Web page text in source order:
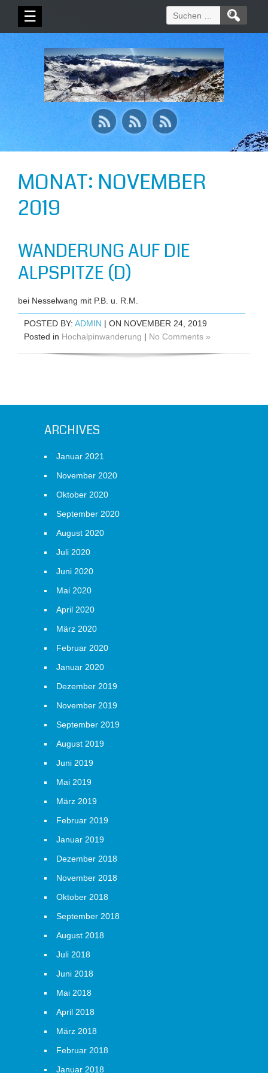
☰
Suchen
nach:
MONAT: NOVEMBER
2019
WANDERUNG AUF DIE
ALPSPITZE (D)
bei Nesselwang mit P.B. u. R.M.
POSTED BY: ADMIN | ON NOVEMBER 24, 2019
Posted in Hochalpinwanderung | No Comments »
ARCHIVES
Januar 2021
November 2020
Oktober 2020
September 2020
August 2020
Juli 2020
Juni 2020
Mai 2020
April 2020
März 2020
Februar 2020
Januar 2020
Dezember 2019
November 2019
September 2019
August 2019
Juni 2019
Mai 2019
März 2019
Februar 2019
Januar 2019
Dezember 2018
November 2018
Oktober 2018
September 2018
August 2018
Juli 2018
Juni 2018
Mai 2018
April 2018
März 2018
Februar 2018
Januar 2018